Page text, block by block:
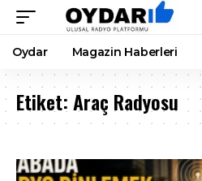
Oydar Magazin Haberleri
Etiket:Araç Radyosu